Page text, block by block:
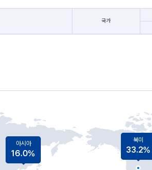
국가
북미
33.2%
아시아
16.0%